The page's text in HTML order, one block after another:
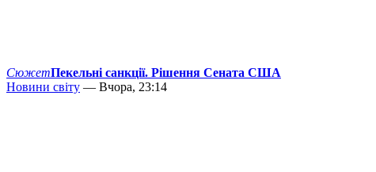
СюжетПекельні санкції. Рішення Сената США
Новини світу — Вчора, 23:14